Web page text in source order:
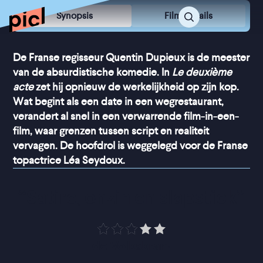
Synopsis Film Details
De Franse regisseur Quentin Dupieux is de meester
van de absurdistische komedie. In Le deuxième
actezet hij opnieuw de werkelijkheid op zijn kop.
Wat begint als een date in een wegrestaurant,
verandert al snel in een verwarrende film-in-een-
film, waar grenzen tussen script en realiteit
vervagen. De hoofdrol is weggelegd voor de Franse
topactrice Léa Seydoux.